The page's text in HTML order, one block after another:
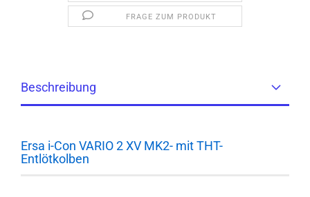
FRAGE ZUM PRODUKT
Beschreibung
Ersa i-Con VARIO 2 XV MK2- mit THT-
Entlötkolben